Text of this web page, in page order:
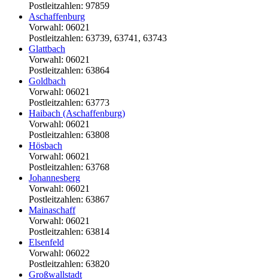
Postleitzahlen: 97859
Aschaffenburg
Vorwahl: 06021
Postleitzahlen: 63739, 63741, 63743
Glattbach
Vorwahl: 06021
Postleitzahlen: 63864
Goldbach
Vorwahl: 06021
Postleitzahlen: 63773
Haibach (Aschaffenburg)
Vorwahl: 06021
Postleitzahlen: 63808
Hösbach
Vorwahl: 06021
Postleitzahlen: 63768
Johannesberg
Vorwahl: 06021
Postleitzahlen: 63867
Mainaschaff
Vorwahl: 06021
Postleitzahlen: 63814
Elsenfeld
Vorwahl: 06022
Postleitzahlen: 63820
Großwallstadt